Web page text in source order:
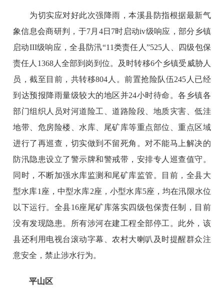
为切实应对好此次强降雨，本溪县防指根据最新气
象信息会商研判，于7月4日7时启动iv级响应，部分乡镇
启动III级响应，全县防汛“11类责任人”525人、四级包保
责任人1368人全部到岗到位。及时转移6个乡镇受威胁人
员，截至目前，共转移804人。前置抢险队伍245人已经
到达预报降雨量级较大的地区并24小时待命。各乡镇各
部门组织人员对河道险工、道路险段、地质灾害、低洼
地带、危房险楼、水库、尾矿库等重点部位、重点区域
进行了再巡查，切实做到不留死角。对不能马上解决的
防汛隐患设立了警示牌和警戒带，安排专人巡查值守。
同时，不断加强水库监测和尾矿库监管。目前，全县大
型水库1座，中型水库2座，小型水库5座，均在汛限水位
以下运行。全县16座尾矿库落实四级包保责任制，目前
没有发现隐患。所有涉河在建工程全部停工。此外，该
县还利用电视台滚动字幕、农村大喇叭及时提醒群众注
意安全，禁止涉水行为。
平山区